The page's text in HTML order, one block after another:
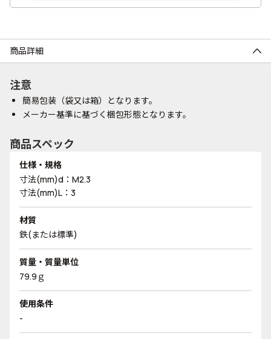
商品詳細
注意
簡易包装（袋又は箱）となります。
メーカー基準に基づく梱包形態となります。
商品スペック
仕様・規格
寸法(mm)d：M2.3
寸法(mm)L：3
材質
鉄(または標準)
質量・質量単位
79.9ｇ
使用条件
-